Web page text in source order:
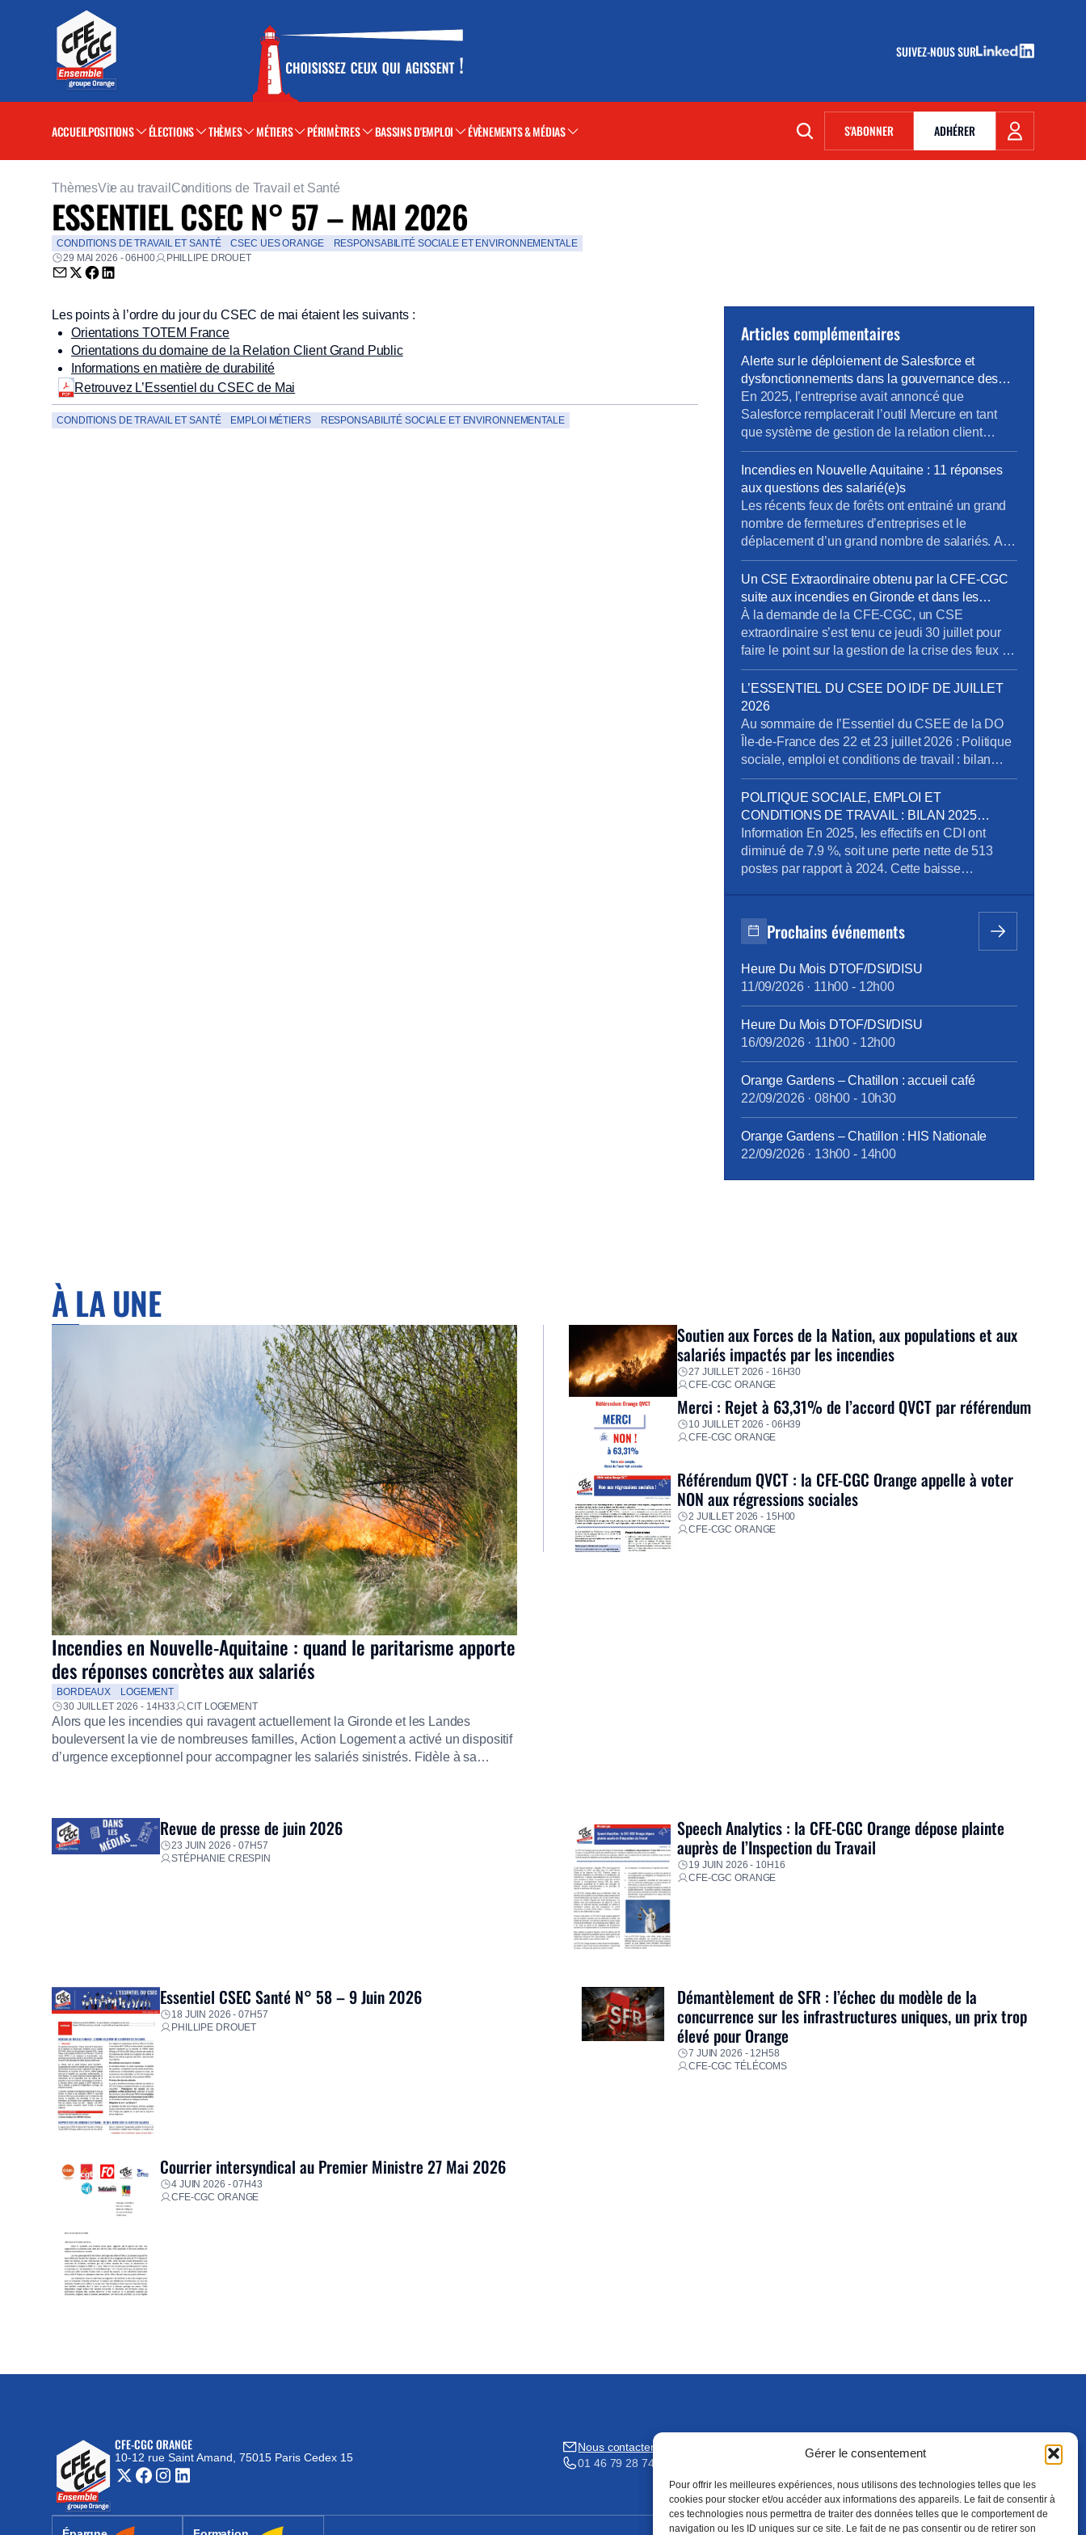
Gérer le consentement
Pour offrir les meilleures expériences, nous utilisons des technologies telles que les
cookies pour stocker et/ou accéder aux informations des appareils. Le fait de consentir à
ces technologies nous permettra de traiter des données telles que le comportement de
navigation ou les ID uniques sur ce site. Le fait de ne pas consentir ou de retirer son
SUIVEZ-NOUS SUR
(NOUVELLE FENÊTRE)
ACCUEILPOSITIONS ÉLECTIONS THÈMES MÉTIERS PÉRIMÈTRES BASSINS D'EMPLOI ÉVÈNEMENTS & MÉDIAS S'ABONNER(NOUVELLE FENÊTRE)
ADHÉRER
ThèmesVie au travail Conditions de Travail et Santé
ESSENTIEL CSEC N° 57 – MAI 2026
CONDITIONS DE TRAVAIL ET SANTÉ CSEC UES ORANGE
RESPONSABILITÉ SOCIALE ET ENVIRONNEMENTALE
29 MAI 2026 - 06H00
PHILLIPE DROUET
Envoyer par email (nouvelle fenêtre)
Partager sur Twitter (nouvelle fenêtre)
Partager sur Facebook (nouvelle fenêtre)
Partager sur LinkedIn (nouvelle fenêtre)
Les points à l’ordre du jour du CSEC de mai étaient les suivants :
Orientations TOTEM France
Orientations du domaine de la Relation Client Grand Public
Informations en matière de durabilité
Retrouvez L’Essentiel du CSEC de Mai
CONDITIONS DE TRAVAIL ET SANTÉ EMPLOI MÉTIERS RESPONSABILITÉ SOCIALE ET ENVIRONNEMENTALE
Articles complémentaires
Alerte sur le déploiement de Salesforce et
dysfonctionnements dans la gouvernance des
projets métiers
En 2025, l’entreprise avait annoncé que
Salesforce remplacerait l’outil Mercure en tant
que système de gestion de la relation client
(CRM). À cette occasion, la Direction Pro-PME et
la Direction du Système d’Information (DSI)
avaient sollicité chaque métier pour élaborer un
cahier des charges rigoureux, destiné à prendre
en compte les besoins terrain spécifiques de […]
Incendies en Nouvelle Aquitaine : 11 réponses
aux questions des salarié(e)s
Les récents feux de forêts ont entrainé un grand
nombre de fermetures d’entreprises et le
déplacement d’un grand nombre de salariés. Au
30 juillet, ce sont près de 19500 établissements
et près de 61 500 salariés qui étaient concernés.
Pour limiter les impacts de cette crise sur l’emploi
et sur les entreprises, l’activité partielle peut-être
[…]
Un CSE Extraordinaire obtenu par la CFE-CGC
suite aux incendies en Gironde et dans les
Landes
À la demande de la CFE-CGC, un CSE
extraordinaire s’est tenu ce jeudi 30 juillet pour
faire le point sur la gestion de la crise des feux de
forêt qui touchent la Gironde et les Landes. Plus
de 1 100 salariés de la DO Grand Sud-Ouest
sont concernés. Voici ce qu’il faut retenir des
échanges, […]
L’ESSENTIEL DU CSEE DO IDF DE JUILLET
2026
Au sommaire de l’Essentiel du CSEE de la DO
Île-de-France des 22 et 23 juillet 2026 : Politique
sociale, emploi et conditions de travail : bilan
2025 emploi, perspectives et compétences Pôle
Obligations Légales de Paris : dénonciation
d’usage et mise en conformité des déclarations
des heures et périodes d’astreinte Recrutement
d’un préventeur au sein […]
POLITIQUE SOCIALE, EMPLOI ET
CONDITIONS DE TRAVAIL : BILAN 2025
EMPLOI, PERSPECTIVES ET
COMPÉTENCES
Information En 2025, les effectifs en CDI ont
diminué de 7.9 %, soit une perte nette de 513
postes par rapport à 2024. Cette baisse
retraite) qui ne sont pas remplacés. On observe
par ailleurs un net ralentissement […]
Prochains événements
Heure Du Mois DTOF/DSI/DISU
11/09/2026· 11h00 - 12h00
Heure Du Mois DTOF/DSI/DISU
16/09/2026· 11h00 - 12h00
Orange Gardens – Chatillon : accueil café
22/09/2026· 08h00 - 10h30
Orange Gardens – Chatillon : HIS Nationale
22/09/2026· 13h00 - 14h00
À LA UNE
Incendies en Nouvelle-Aquitaine : quand le paritarisme apporte
des réponses concrètes aux salariés
BORDEAUX
LOGEMENT
30 JUILLET 2026 - 14H33
CIT LOGEMENT
Alors que les incendies qui ravagent actuellement la Gironde et les Landes
bouleversent la vie de nombreuses familles, Action Logement a activé un dispositif
d’urgence exceptionnel pour accompagner les salariés sinistrés. Fidèle à sa
Soutien aux Forces de la Nation, aux populations et aux
salariés impactés par les incendies
27 JUILLET 2026 - 16H30
CFE-CGC ORANGE
Merci : Rejet à 63,31% de l’accord QVCT par référendum
10 JUILLET 2026 - 06H39
CFE-CGC ORANGE
Référendum QVCT : la CFE-CGC Orange appelle à voter
NON aux régressions sociales
2 JUILLET 2026 - 15H00
CFE-CGC ORANGE
Revue de presse de juin 2026
23 JUIN 2026 - 07H57
STÉPHANIE CRESPIN
Speech Analytics : la CFE-CGC Orange dépose plainte
auprès de l’Inspection du Travail
19 JUIN 2026 - 10H16
CFE-CGC ORANGE
Essentiel CSEC Santé N° 58 – 9 Juin 2026
18 JUIN 2026 - 07H57
PHILLIPE DROUET
Démantèlement de SFR : l’échec du modèle de la
concurrence sur les infrastructures uniques, un prix trop
élevé pour Orange
7 JUIN 2026 - 12H58
CFE-CGC TÉLÉCOMS
Courrier intersyndical au Premier Ministre 27 Mai 2026
4 JUIN 2026 - 07H43
CFE-CGC ORANGE
CFE-CGC ORANGE
10-12 rue Saint Amand, 75015 Paris Cedex 15
(nouvelle fenêtre)
Nous contacter
01 46 79 28 74
S'ABONNER
(NOUVELLE FENÊTRE)
ADHÉRER